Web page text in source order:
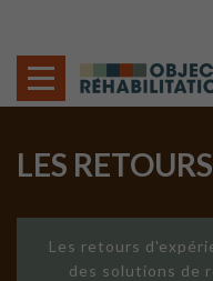
LES
Les retours
des solutions de